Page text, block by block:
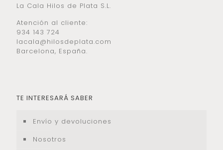
La Cala Hilos de Plata S.L.
Atención al cliente:
934 143 724
lacala@hilosdeplata.com
Barcelona, España.
TE INTERESARÁ SABER
Envío y devoluciones
Nosotros